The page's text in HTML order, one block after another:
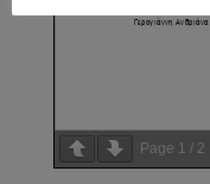
Page 1 / 2